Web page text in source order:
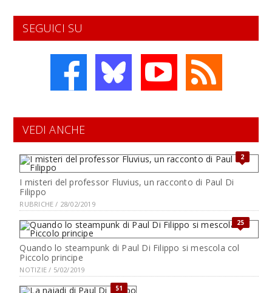
SEGUICI SU
VEDI ANCHE
2
I misteri del professor Fluvius, un racconto di Paul Di
Filippo
RUBRICHE / 28/02/2019
25
Quando lo steampunk di Paul Di Filippo si mescola col
Piccolo principe
NOTIZIE / 5/02/2019
51